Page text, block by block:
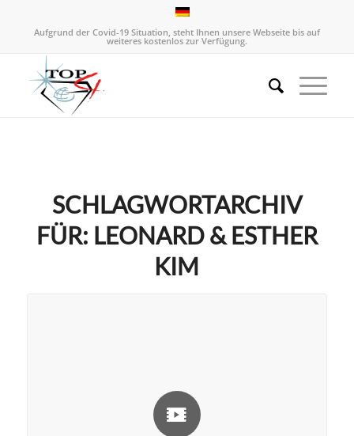
Aufgrund der Covid-19 Situation, steht Ihnen unsere Webseite bis auf
weiteres kostenlos zur Verfügung.
SCHLAGWORTARCHIV
FÜR: LEONARD & ESTHER
KIM